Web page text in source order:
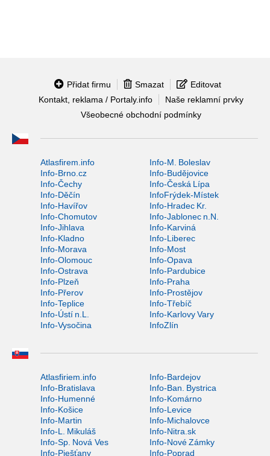
Přidat firmu Smazat
Editovat
Kontakt, reklama / Portaly.info
Naše reklamní prvky
Všeobecné obchodní podmínky
Atlasfirem.info
Info-M. Boleslav
Info-Brno.cz
Info-Budějovice
Info-Čechy
Info-Česká Lípa
Info-Děčín
InfoFrýdek-Místek
Info-Havířov
Info-Hradec Kr.
Info-Chomutov
Info-Jablonec n.N.
Info-Jihlava
Info-Karviná
Info-Kladno
Info-Liberec
Info-Morava
Info-Most
Info-Olomouc
Info-Opava
Info-Ostrava
Info-Pardubice
Info-Plzeň
Info-Praha
Info-Přerov
Info-Prostějov
Info-Teplice
Info-Třebíč
Info-Ústí n.L.
Info-Karlovy Vary
Info-Vysočina
InfoZlín
Atlasfiriem.info
Info-Bardejov
Info-Bratislava
Info-Ban. Bystrica
Info-Humenné
Info-Komárno
Info-Košice
Info-Levice
Info-Martin
Info-Michalovce
Info-L. Mikuláš
Info-Nitra.sk
Info-Sp. Nová Ves
Info-Nové Zámky
Info-Piešťany
Info-Poprad